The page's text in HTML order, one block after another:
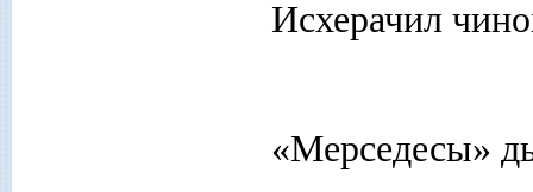
Исхерачил
«Мерседесы»